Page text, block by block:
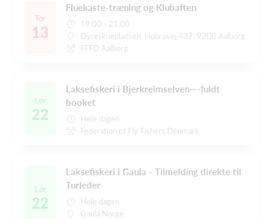
Tor
13
Fluekaste-træning og Klubaften
19:00 - 21:00
Dyreskuepladsen, Hobrovej 437, 9200 Aalborg
FFFD Aalborg
Lør
22
Laksefiskeri i Bjerkreimselven—-fuldt
booket
Hele dagen
Federation of Fly Fishers Denmark
Lør
22
Laksefiskeri i Gaula - Tilmelding direkte til
Turleder
Hele dagen
Gaula Norge